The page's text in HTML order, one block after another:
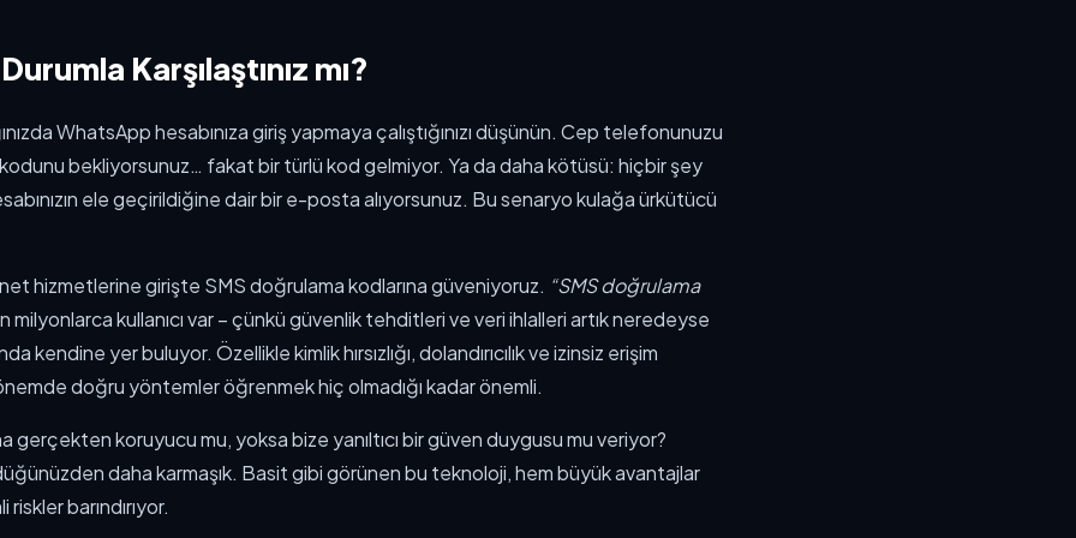
Karşılaştınız mı?
WhatsApp hesabınıza giriş yapmaya çalıştığınızı düşünün. Cep telefonunuzu
bekliyorsunuz… fakat bir türlü kod gelmiyor. Ya da daha kötüsü: hiçbir şey
ele geçirildiğine dair bir e-posta alıyorsunuz. Bu senaryo kulağa ürkütücü
hizmetlerine girişte SMS doğrulama kodlarına güveniyoruz. “SMS doğrulama
milyonlarca kullanıcı var – çünkü güvenlik tehditleri ve veri ihlalleri artık neredeyse
kendine yer buluyor. Özellikle kimlik hırsızlığı, dolandırıcılık ve izinsiz erişim
doğru yöntemler öğrenmek hiç olmadığı kadar önemli.
gerçekten koruyucu mu, yoksa bize yanıltıcı bir güven duygusu mu veriyor?
daha karmaşık. Basit gibi görünen bu teknoloji, hem büyük avantajlar
barındırıyor.